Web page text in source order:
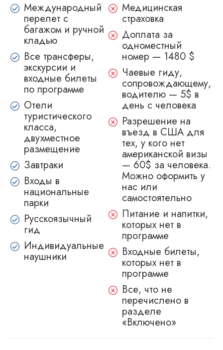
Международный
перелет с
багажом и ручной
кладью
Все трансферы,
экскурсии и
входные билеты
по программе
Отели
туристического
класса,
двухместное
размещение
Завтраки
Входы в
национальные
парки
Русскоязычный
гид
Индивидуальные
наушники
Медицинскaя
страховкa
Доплата за
одноместный
номер — 1480 $
Чаевые гиду,
сопровождающему,
водителю — 5$ в
день с человека
Разрешение на
въезд в США для
тех, у кого нет
американской визы
— 60$ за человека.
Можно оформить у
нас или
самостоятельно
Питание и напитки,
которых нет в
программе
Входные билеты,
которых нет в
программе
Все, что не
перечислено в
разделе
«Включено»